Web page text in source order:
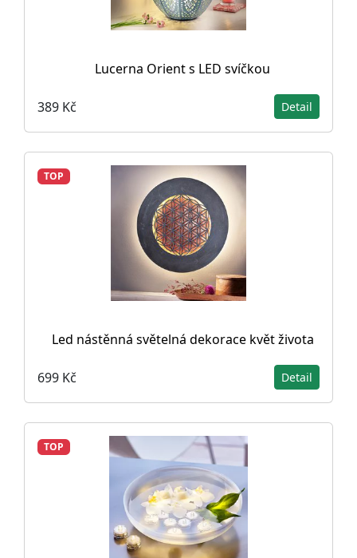
Lucerna Orient s LED svíčkou
389 Kč Detail
TOP
Led nástěnná světelná dekorace květ života
699 Kč Detail
TOP